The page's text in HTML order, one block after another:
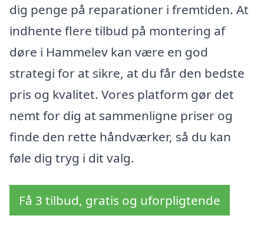
dig penge på reparationer i fremtiden. At
indhente flere tilbud på montering af
døre i Hammelev kan være en god
strategi for at sikre, at du får den bedste
pris og kvalitet. Vores platform gør det
nemt for dig at sammenligne priser og
finde den rette håndværker, så du kan
føle dig tryg i dit valg.
Få 3 tilbud, gratis og uforpligtende